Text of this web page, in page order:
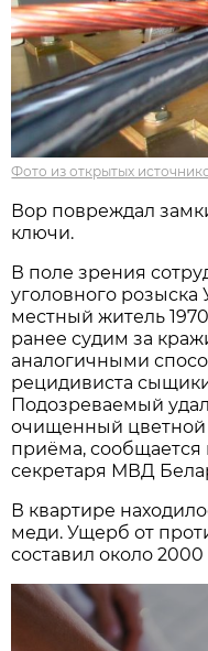
Фото из открытых
Вор повреждал
ключи.
В поле зрения
уголовного
местный житель
ранее судим за
аналогичными
рецидивиста
Подозреваемый
очищенный цветной
приёма, сообщается
секретаря МВД
В квартире
меди. Ущерб от
составил около